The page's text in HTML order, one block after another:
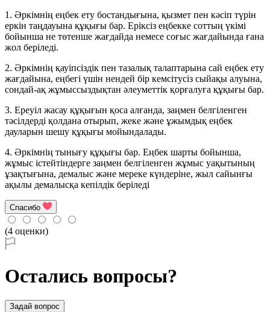
1. Әркiмнiң еңбек ету бостандығына, қызмет пен кәсiп түрiн
еркiн таңдауына құқығы бар. Ерiксiз еңбекке соттың үкiмi
бойынша не төтенше жағдайда немесе соғыс жағдайында ғана
жол берiледi.
2. Әркiмнiң қауiпсiздiк пен тазалық талаптарына сай еңбек ету
жағдайына, еңбегi үшiн нендей бiр кемсiтусiз сыйақы алуына,
сондай-ақ жұмыссыздықтан әлеуметтiк қорғалуға құқығы бар.
3. Ереуiл жасау құқығын қоса алғанда, заңмен белгiленген
тәсiлдердi қолдана отырып, жеке және ұжымдық еңбек
дауларын шешу құқығы мойындалады.
4. Әркiмнiң тынығу құқығы бар. Еңбек шарты бойынша,
жұмыс iстейтiндерге заңмен белгiленген жұмыс уақытының
ұзақтығына, демалыс және мереке күндерiне, жыл сайынғы
ақылы демалысқа кепiлдiк берiледi
Спасибо
(4 оценки)
Остались вопросы?
Задай вопрос